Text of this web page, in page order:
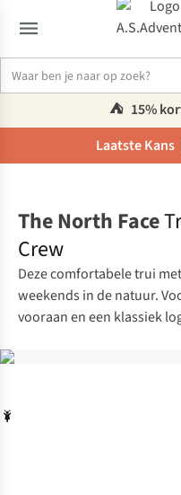
⛺️ 15%
Laatste Kans
The North Face
Crew
Deze comfortabele trui
weekends in de natuur.
vooraan en een klassiek